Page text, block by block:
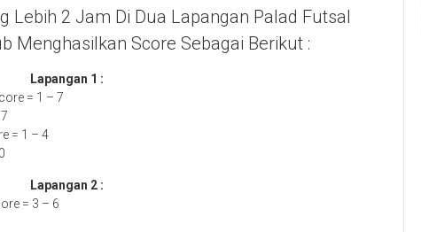
Lebih 2 Jam Di Dua Lapangan Palad Futsal
Menghasilkan Score Sebagai Berikut :
Lapangan 1 :
= 1 – 7
= 1 – 4
Lapangan 2 :
= 3 – 6